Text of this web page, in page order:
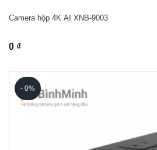
Camera hộp 4K AI XNB-9003
0 ₫
- 0%